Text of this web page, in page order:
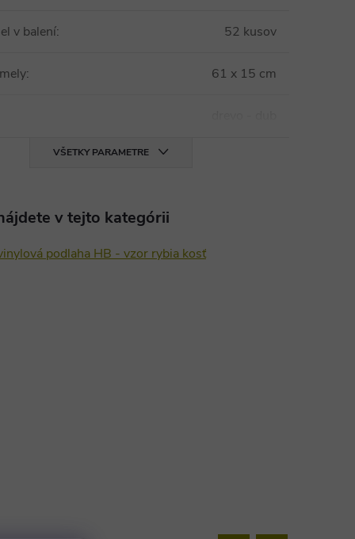
v balení: 52 kusov
: 61 x 15 cm
VŠETKY PARAMETRE
v tejto kategórii
podlaha HB - vzor rybia kosť